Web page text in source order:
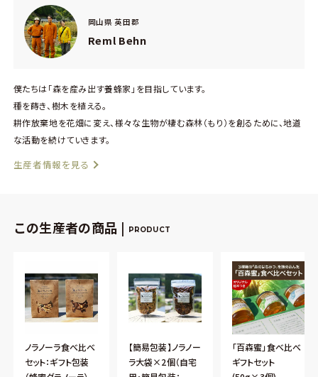
岡山県 英田郡
Reml Behn
僕たちは「森を産み出す養蜂家」を目指しています。
種を蒔き、樹木を植える。
耕作放棄地を花畑に変え、様々な生物が棲む森林（もり）を創るために、地道
な活動を続けていきます。
生産者情報を見る
この生産者の商品 | PRODUCT
ノラノーラ食べ比べ
セット：ギフト包装
【簡易包装】ノラノー
ラ大袋×2個（自宅
「百森蜜」食べ比べ
ギフトセット